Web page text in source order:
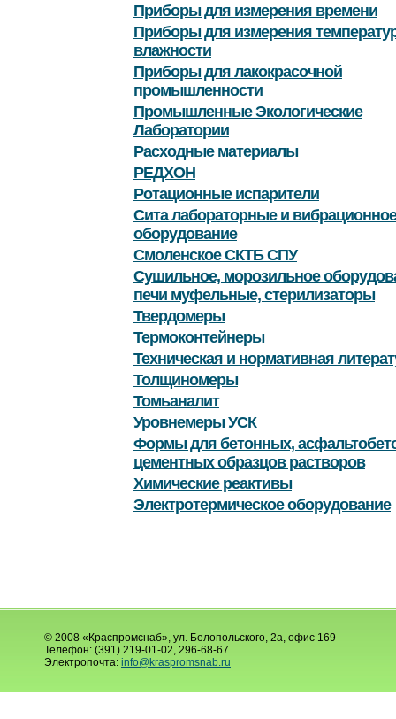
Приборы для измерения времени
Приборы для измерения
влажности
Приборы для лакокрасочной
промышленности
Промышленные Экологические
Лаборатории
Расходные материалы
РЕДХОН
Ротационные испарители
Сита лабораторные и вибрационное
оборудование
Смоленское СКТБ СПУ
Сушильное, морозильное
печи муфельные, стерилизаторы
Твердомеры
Термоконтейнеры
Техническая и нормативная
Толщиномеры
Томьаналит
Уровнемеры УСК
Формы для бетонных,
цементных образцов растворов
Химические реактивы
Электротермическое оборудование
© 2008 «Краспромснаб», ул. Белопольского, 2а, офис 169
Телефон: (391) 219-01-02, 296-68-67
Электропочта: info@kraspromsnab.ru